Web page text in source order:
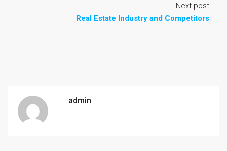
Next post
Real Estate Industry and Competitors
admin